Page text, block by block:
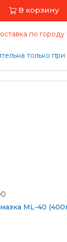
В корзину
по городу
только при
ML-40